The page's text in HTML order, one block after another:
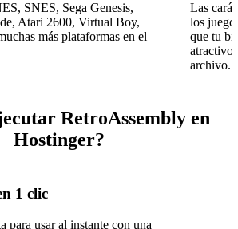
SNES, Sega Genesis,
Atari 2600, Virtual Boy,
más plataformas en el
Las
los
que tu
archivo.
RetroAssembly en
Hostinger?
1 clic
para usar al instante con una